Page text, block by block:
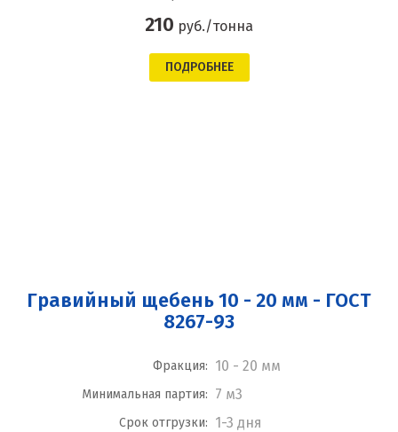
210 руб./тонна
ПОДРОБНЕЕ
Гравийный щебень 10 - 20 мм - ГОСТ
8267-93
Фракция: 10 - 20 мм
Минимальная партия: 7 м3
Срок отгрузки: 1-3 дня